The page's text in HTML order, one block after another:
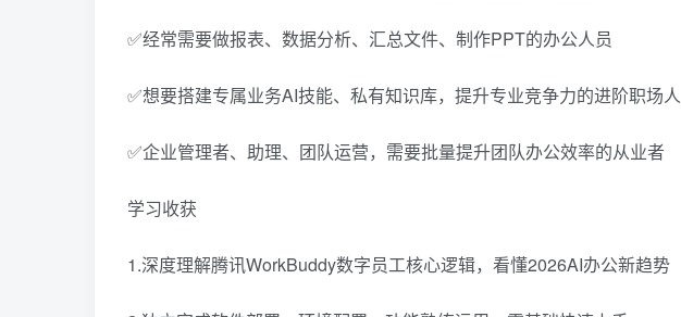
✅经常需要做报表、数据分析、汇总文件、制作PPT的办公人员
✅想要搭建专属业务AI技能、私有知识库，提升专业竞争力的进阶职场人
✅企业管理者、助理、团队运营，需要批量提升团队办公效率的从业者
学习收获
1.深度理解腾讯WorkBuddy数字员工核心逻辑，看懂2026AI办公新趋势